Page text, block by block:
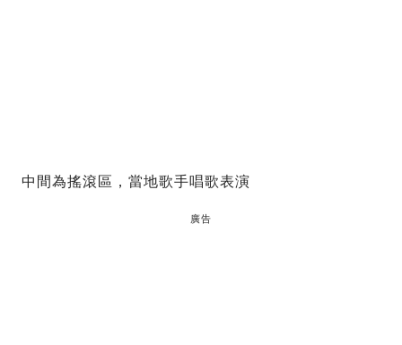
中間為搖滾區，當地歌手唱歌表演
廣告